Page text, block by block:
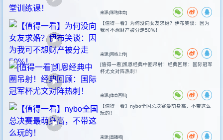
来源:[咪咕体育]
【值得一看】为何没向女友求婚？伊布笑谈：因为
我可不想财产被分走50%！
来源:[网络上传]
[值得一看]凯恩经典中圈吊射！经典回顾：国际冠军
杯尤文对阵热刺！
来源:[体育百科]
【值得一看】nybo全国总决赛最萌身高，不带这么
玩的！
来源:[直播吧]